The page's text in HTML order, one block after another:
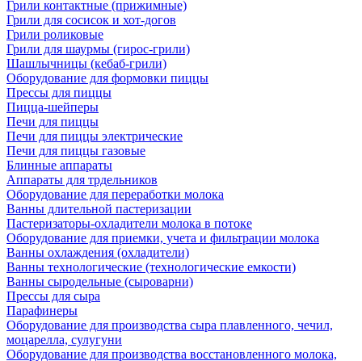
Грили контактные (прижимные)
Грили для сосисок и хот-догов
Грили роликовые
Грили для шаурмы (гирос-грили)
Шашлычницы (кебаб-грили)
Оборудование для формовки пиццы
Прессы для пиццы
Пицца-шейперы
Печи для пиццы
Печи для пиццы электрические
Печи для пиццы газовые
Блинные аппараты
Аппараты для трдельников
Оборудование для переработки молока
Ванны длительной пастеризации
Пастеризаторы-охладители молока в потоке
Оборудование для приемки, учета и фильтрации молока
Ванны охлаждения (охладители)
Ванны технологические (технологические емкости)
Ванны сыродельные (сыроварни)
Прессы для сыра
Парафинеры
Оборудование для производства сыра плавленного, чечил,
моцарелла, сулугуни
Оборудование для производства восстановленного молока,